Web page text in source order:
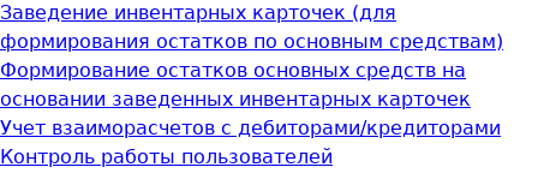
Заведение инвентарных карточек (для
формирования остатков по основным средствам)
Формирование остатков основных средств на
основании заведенных инвентарных карточек
Учет взаиморасчетов с дебиторами/кредиторами
Контроль работы пользователей